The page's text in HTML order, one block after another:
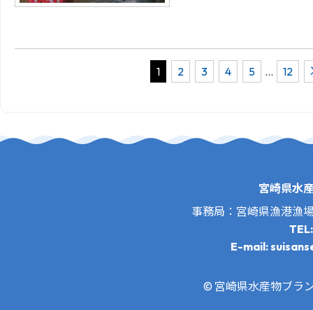
1 2 3 4 5 … 12
宮崎県水
事務局：宮崎県漁港漁
E-mail:
© 宮崎県水産物ブラ